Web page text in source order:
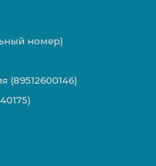
номер)
(89512600146)